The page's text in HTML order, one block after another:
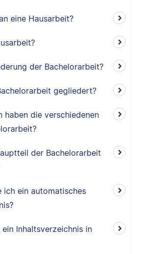
eine Hausarbeit?
der Bachelorarbeit?
gegliedert?
haben die verschiedenen
der Bachelorarbeit
ich ein automatisches
Inhaltsverzeichnis in